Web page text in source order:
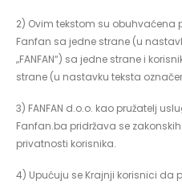
2) Ovim tekstom su
Fanfan sa jedne strane (u
„FANFAN“) sa jedne strane i
strane (u nastavku teksta
3) FANFAN d.o.o. kao pružatelj
Fanfan.ba pridržava se
privatnosti korisnika.
4) Upućuju se Krajnji korisnici da